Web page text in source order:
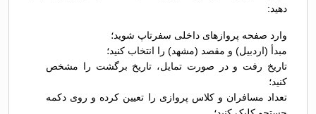
دهید:
وارد صفحه پروازهای داخلی سفرتاپ شوید؛
مبدأ (اردبیل) و مقصد (مشهد) را انتخاب کنید؛
تاریخ رفت و در صورت تمایل، تاریخ برگشت را مشخص
کنید؛
تعداد مسافران و کلاس پروازی را تعیین کرده و روی دکمه